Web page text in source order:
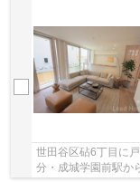
世田谷区砧6丁目に
分・成城学園前駅か